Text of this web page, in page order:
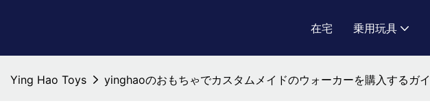
在宅 乗用玩具
Ying Hao Toys yinghaoのおもちゃでカスタムメイドのウォーカーを購入するガ